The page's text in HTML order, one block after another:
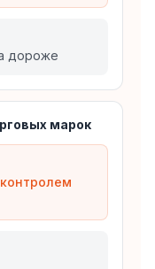
дороже
марок